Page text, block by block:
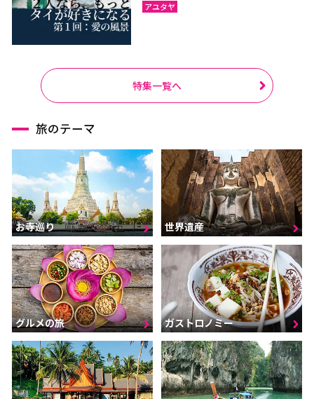
アユタヤ
特集一覧へ
旅のテーマ
お寺巡り 世界遺産
グルメの旅 ガストロノミー